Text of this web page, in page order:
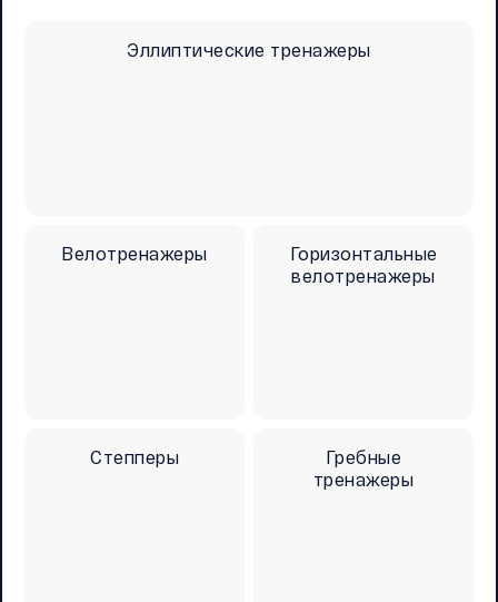
Эллиптические тренажеры
Велотренажеры
Горизонтальные
велотренажеры
Степперы
Гребные
тренажеры